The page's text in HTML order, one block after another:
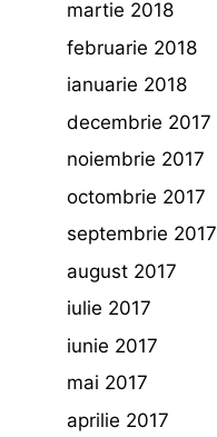
martie 2018
februarie 2018
ianuarie 2018
decembrie 2017
noiembrie 2017
octombrie 2017
septembrie 2017
august 2017
iulie 2017
iunie 2017
mai 2017
aprilie 2017